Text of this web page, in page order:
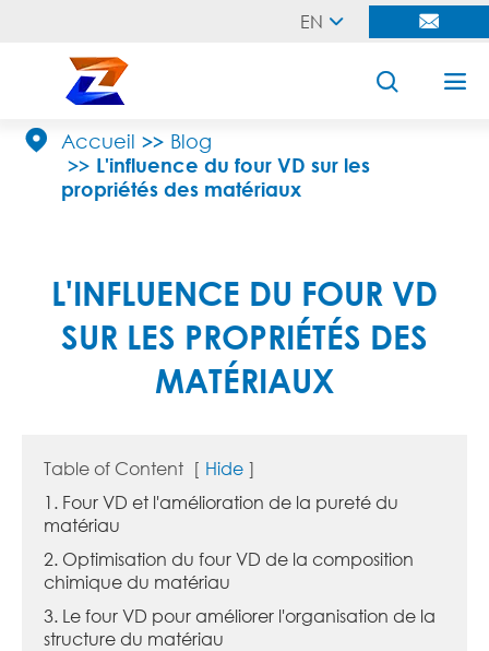
EN  
 
 Accueil
Blog
L'influence du four VD sur les
propriétés des matériaux
L'INFLUENCE DU FOUR VD
SUR LES PROPRIÉTÉS DES
MATÉRIAUX
Table of Content [ Hide ]
1. Four VD et l'amélioration de la pureté du
matériau
2. Optimisation du four VD de la composition
chimique du matériau
3. Le four VD pour améliorer l'organisation de la
structure du matériau